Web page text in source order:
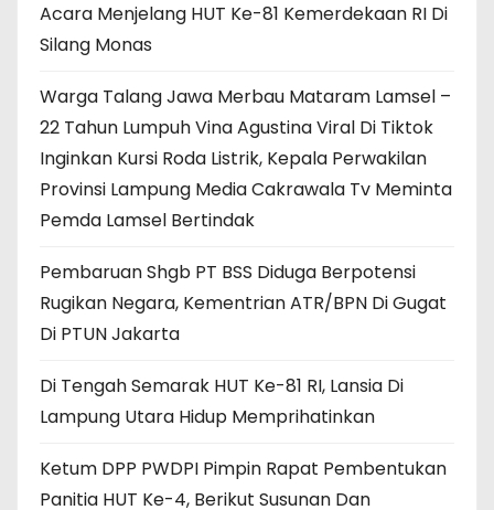
Acara Menjelang HUT Ke-81 Kemerdekaan RI Di
Silang Monas
Warga Talang Jawa Merbau Mataram Lamsel –
22 Tahun Lumpuh Vina Agustina Viral Di Tiktok
Inginkan Kursi Roda Listrik, Kepala Perwakilan
Provinsi Lampung Media Cakrawala Tv Meminta
Pemda Lamsel Bertindak
Pembaruan Shgb PT BSS Diduga Berpotensi
Rugikan Negara, Kementrian ATR/BPN Di Gugat
Di PTUN Jakarta
Di Tengah Semarak HUT Ke-81 RI, Lansia Di
Lampung Utara Hidup Memprihatinkan
Ketum DPP PWDPI Pimpin Rapat Pembentukan
Panitia HUT Ke-4, Berikut Susunan Dan